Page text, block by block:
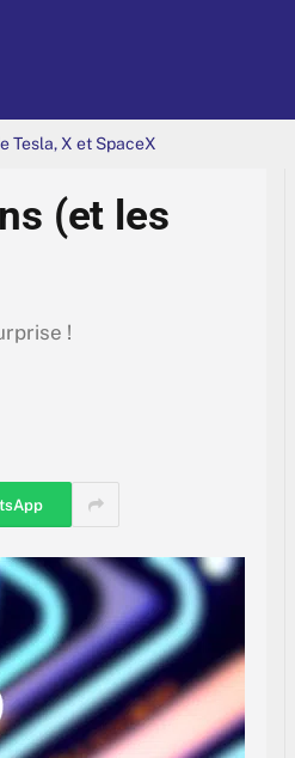
Tesla, X et SpaceX
(et les
!